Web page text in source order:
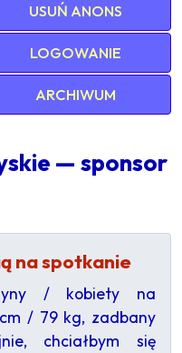
USUŃ ANONS
LOGOWANIE
ARCHIWUM
— sponsor
na spotkanie
/ kobiety na
/ 79 kg, zadbany
chciałbym się